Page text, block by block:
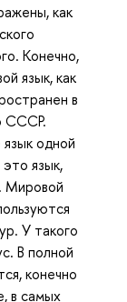
как
Конечно,
язык, как
в
СССР.
одной
язык,
Мировой
У такого
В полной
конечно
в самых